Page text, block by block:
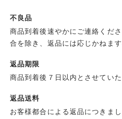
不良品
商品到着後速やかにご連絡くだ
合を除き、返品には応じかねま
返品期限
商品到着後７日以内とさせていた
返品送料
お客様都合による返品につきま